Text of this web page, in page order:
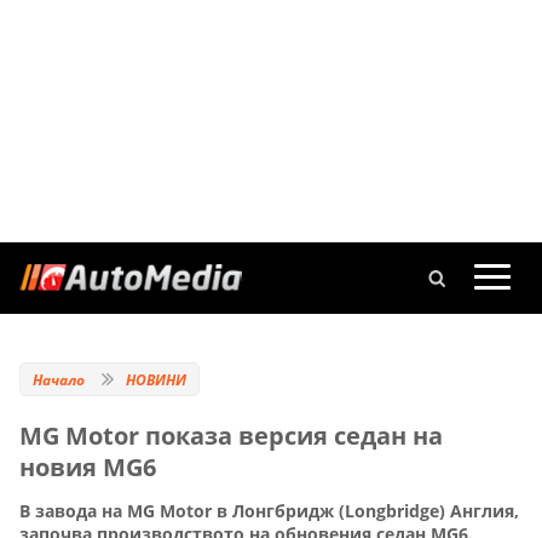
Начало НОВИНИ
MG Motor показа версия седан на
новия MG6
В завода на MG Motor в Лонгбридж (Longbridge) Англия,